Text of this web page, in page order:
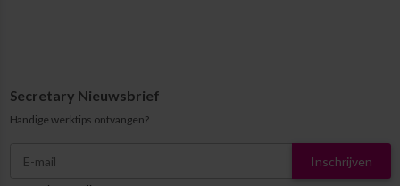
Secretary Nieuwsbrief
Handige werktips ontvangen?
Inschrijven